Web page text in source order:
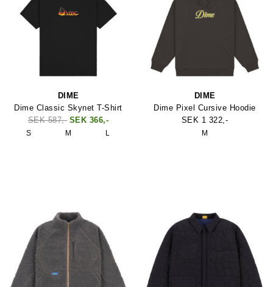
DIME
Dime Classic Skynet T-Shirt
SEK 587,- SEK 366,-
S M L
DIME
Dime Pixel Cursive Hoodie
SEK 1 322,-
M